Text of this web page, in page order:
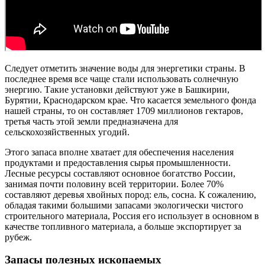
Следует отметить значение воды для энергетики страны. В
последнее время все чаще стали использовать солнечную
энергию. Такие установки действуют уже в Башкирии,
Бурятии, Краснодарском крае. Что касается земельного фонда
нашей страны, то он составляет 1709 миллионов гектаров,
третья часть этой земли предназначена для
сельскохозяйственных угодий.
Этого запаса вполне хватает для обеспечения населения
продуктами и предоставления сырья промышленности.
Лесные ресурсы составляют основное богатство России,
занимая почти половину всей территории. Более 70%
составляют деревья хвойных пород: ель, сосна. К сожалению,
обладая такими большими запасами экологически чистого
строительного материала, Россия его использует в основном в
качестве топливного материала, а больше экспортирует за
рубеж.
Запасы полезных ископаемых